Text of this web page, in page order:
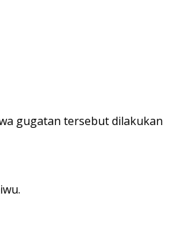
gugatan tersebut dilakukan